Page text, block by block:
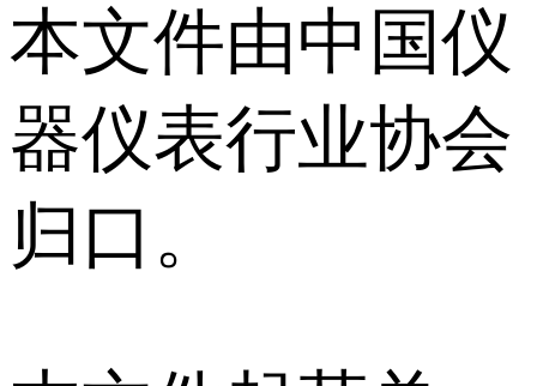
本文件由中国仪
器仪表行业协会
归口。